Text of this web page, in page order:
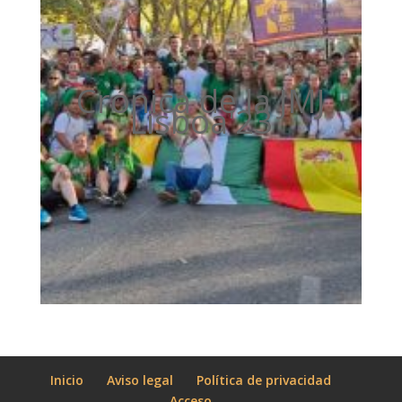
Crónica de la JMJ
Lisboa'23
Inicio Aviso legal
Política de privacidad